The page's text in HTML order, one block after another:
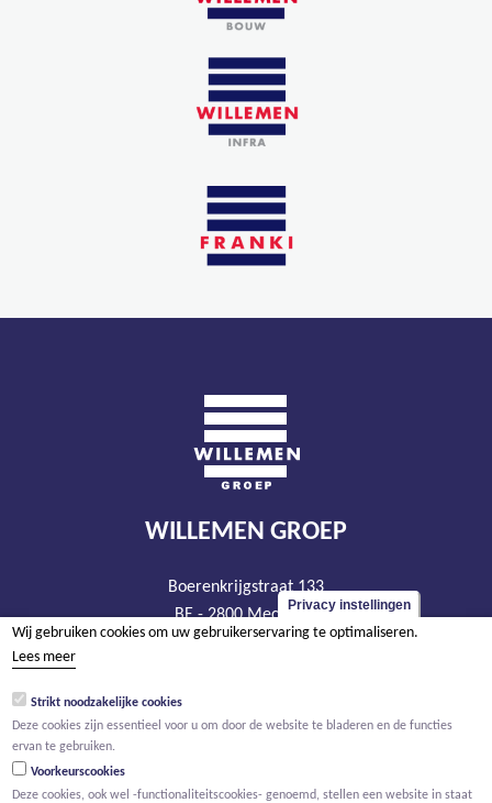
WILLEMEN GROEP
Boerenkrijgstraat 133
BE - 2800 Mechelen
tel +32 15 569 965
BTW BE 0466.256.432
Privacy instellingen
Wij gebruiken cookies om uw gebruikerservaring te optimaliseren.
Lees meer
Strikt noodzakelijke cookies
Deze cookies zijn essentieel voor u om door de website te bladeren en de functies
ervan te gebruiken.
Voorkeurscookies
Deze cookies, ook wel -functionaliteitscookies- genoemd, stellen een website in staat